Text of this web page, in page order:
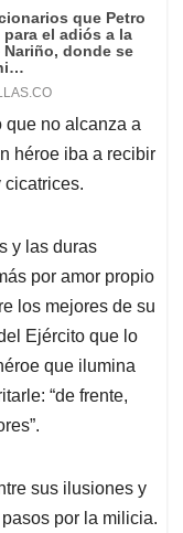
que no alcanza a
héroe iba a recibir
cicatrices.
y las duras
por amor propio
los mejores de su
Ejército que lo
que ilumina
“de frente,
sus ilusiones y
por la milicia.